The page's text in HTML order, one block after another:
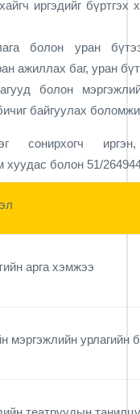
иргэдийг бүртгэх
болон уран
ажиллах баг, уран
болон
байгуулах
сонирхогч
хуудас болон 51/
арга хэмжээ
мэргэжлийн урлагийн